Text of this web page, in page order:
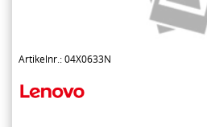
Artikelnr.: 04X0633N